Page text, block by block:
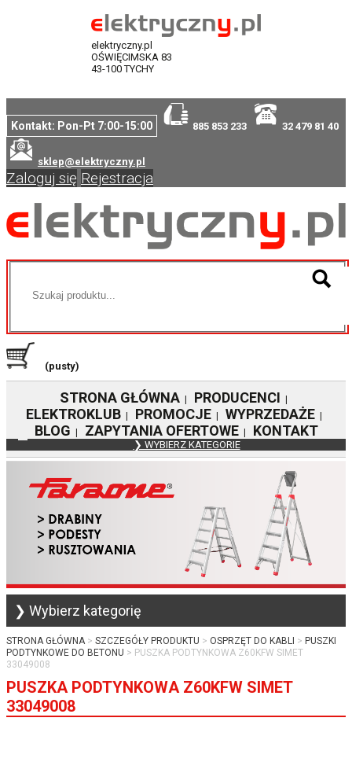
elektryczny.pl
OŚWIĘCIMSKA 83
43-100 TYCHY
Kontakt: Pon-Pt 7:00-15:00 885 853 233 32 479 81 40
sklep@elektryczny.pl
Zaloguj się Rejestracja
(pusty)
STRONA GŁÓWNA PRODUCENCI
ELEKTROKLUB| PROMOCJE| WYPRZEDAŻE|
BLOG ZAPYTANIA OFERTOWE| KONTAKT
❯ WYBIERZ KATEGORIE
❯ Wybierz kategorię
STRONA GŁÓWNA SZCZEGÓŁY PRODUKTU OSPRZĘT DO KABLI
PUSZKI
PODTYNKOWE DO BETONU
PUSZKA PODTYNKOWA Z60KFW SIMET
33049008
PUSZKA PODTYNKOWA Z60KFW SIMET
33049008